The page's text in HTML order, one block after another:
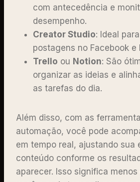
com antecedência e
desempenho.
Creator Studio: Ideal
postagens no Facebook e
Trello ou Notion: São
organizar as ideias e
as tarefas do dia.
Além disso, com as
automação, você pode
em tempo real, ajustando sua
conteúdo conforme os
aparecer. Isso significa